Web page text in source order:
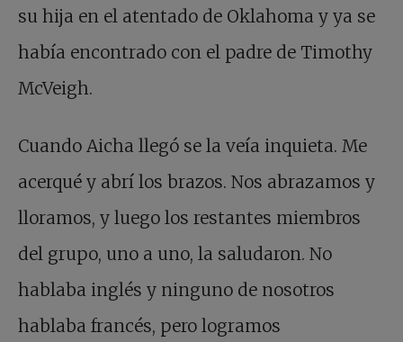
su hija en el atentado de Oklahoma y ya se
había encontrado con el padre de Timothy
McVeigh.
Cuando Aicha llegó se la veía inquieta. Me
acerqué y abrí los brazos. Nos abrazamos y
lloramos, y luego los restantes miembros
del grupo, uno a uno, la saludaron. No
hablaba inglés y ninguno de nosotros
hablaba francés, pero logramos